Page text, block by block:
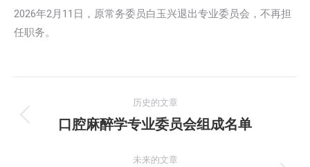
2026年2月11日，原常务委员白玉兴退出专业委员会，不再担
任职务。
章
历史的文章
历
的
口腔麻醉学专业委员会组成名单
未来的文章